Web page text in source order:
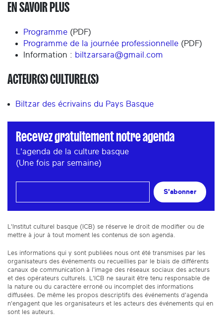
EN SAVOIR PLUS
Programme (PDF)
Programme de la journée professionnelle (PDF)
Information : biltzarsara@gmail.com
ACTEUR(S) CULTUREL(S)
Biltzar des écrivains du Pays Basque
Recevez gratuitement notre agenda
L'agenda de la culture basque
(Une fois par semaine)
S'abonner
L'Institut culturel basque (ICB) se réserve le droit de modifier ou de
mettre à jour à tout moment les contenus de son agenda.
Les informations qui y sont publiées nous ont été transmises par les
organisateurs des événements ou recueillies par le biais de différents
canaux de communication à l'image des réseaux sociaux des acteurs
et des opérateurs culturels. L'ICB ne saurait être tenu responsable de
la nature ou du caractère erroné ou incomplet des informations
diffusées. De même les propos descriptifs des événements d'agenda
n'engagent que les organisateurs et les acteurs des événements qui en
sont les auteurs.